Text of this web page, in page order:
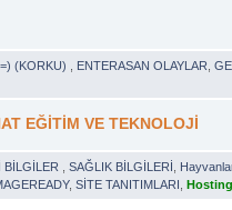
(KORKU) ENTERASAN OLAYLAR ,
EĞİTİM VE TEKNOLOJİ
BİLGİLER ,SAĞLIK BİLGİLERİ
,SİTE TANITIMLARI ,